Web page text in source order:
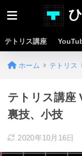
テトリス講座
ホーム テトリス
テトリス講座
裏技、小技
2020年10月16日